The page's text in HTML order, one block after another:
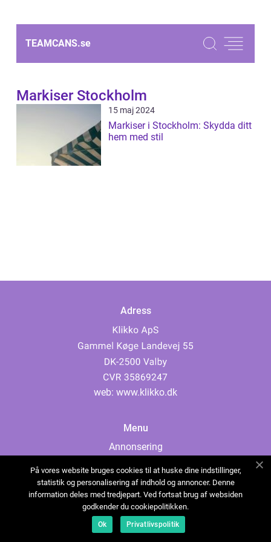
TEAMCANS.se
Markiser Stockholm
15 maj 2024
Markiser i Stockholm: Skydda ditt
hem med stil
Adress
web: www.klikko.dk
Menu
Annonsering
Cookies
Kontakta oss
Sitemap
På vores website bruges cookies til at huske dine indstillinger,
statistik og personalisering af indhold og annoncer. Denne
information deles med tredjepart. Ved fortsat brug af websiden
godkender du cookiepolitikken.
Ok Privatlivspolitik